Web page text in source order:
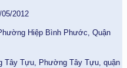
2012
Hiệp Bình Phước, Quận
Tây Tựu, Phường Tây Tựu, quận